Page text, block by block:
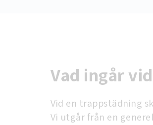
Vad ingår
Vid en trappstädning
Vi utgår från en